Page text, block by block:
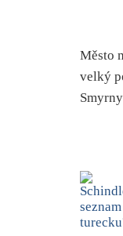
Město
velký